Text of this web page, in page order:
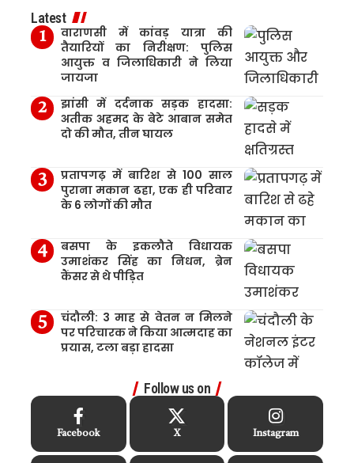
Latest
वाराणसी में कांवड़ यात्रा की
तैयारियों का निरीक्षण: पुलिस
आयुक्त व जिलाधिकारी ने लिया
जायजा
झांसी में दर्दनाक सड़क हादसा:
अतीक अहमद के बेटे आबान समेत
दो की मौत, तीन घायल
प्रतापगढ़ में बारिश से 100 साल
पुराना मकान ढहा, एक ही परिवार
के 6 लोगों की मौत
बसपा के इकलौते विधायक
उमाशंकर सिंह का निधन, ब्रेन
कैंसर से थे पीड़ित
चंदौली: 3 माह से वेतन न मिलने
पर परिचारक ने किया आत्मदाह का
प्रयास, टला बड़ा हादसा
Follow us on
Facebook X Instagram